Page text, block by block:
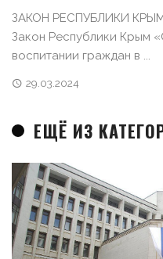
ЗАКОН РЕСПУБЛИКИ КРЫМ
Закон Республики Крым
воспитании граждан в ...
29.03.2024
ЕЩЁ ИЗ